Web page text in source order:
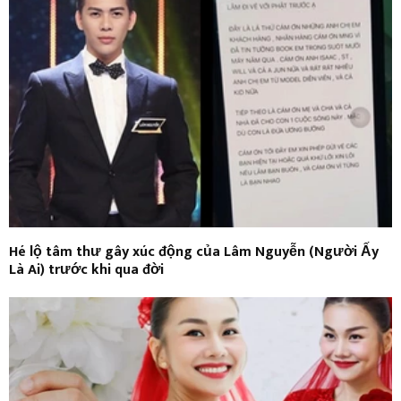
Hé lộ tâm thư gây xúc động của Lâm Nguyễn (Người Ấy
Là Ai) trước khi qua đời